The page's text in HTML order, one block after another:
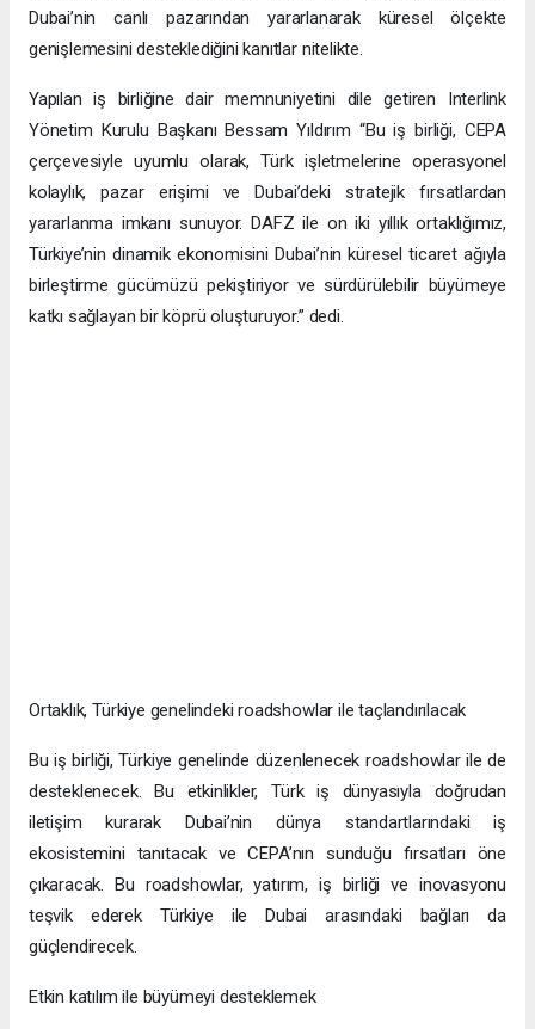
Dubai’nin canlı pazarından yararlanarak küresel ölçekte
genişlemesini desteklediğini kanıtlar nitelikte.
Yapılan iş birliğine dair memnuniyetini dile getiren Interlink
Yönetim Kurulu Başkanı Bessam Yıldırım “Bu iş birliği, CEPA
çerçevesiyle uyumlu olarak, Türk işletmelerine operasyonel
kolaylık, pazar erişimi ve Dubai’deki stratejik fırsatlardan
yararlanma imkanı sunuyor. DAFZ ile on iki yıllık ortaklığımız,
Türkiye’nin dinamik ekonomisini Dubai’nin küresel ticaret ağıyla
birleştirme gücümüzü pekiştiriyor ve sürdürülebilir büyümeye
katkı sağlayan bir köprü oluşturuyor.” dedi.
Ortaklık, Türkiye genelindeki roadshowlar ile taçlandırılacak
Bu iş birliği, Türkiye genelinde düzenlenecek roadshowlar ile de
desteklenecek. Bu etkinlikler, Türk iş dünyasıyla doğrudan
iletişim kurarak Dubai’nin dünya standartlarındaki iş
ekosistemini tanıtacak ve CEPA’nın sunduğu fırsatları öne
çıkaracak. Bu roadshowlar, yatırım, iş birliği ve inovasyonu
teşvik ederek Türkiye ile Dubai arasındaki bağları da
güçlendirecek.
Etkin katılım ile büyümeyi desteklemek